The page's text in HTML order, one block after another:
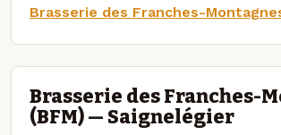
Brasserie des Franches-
Brasserie des Franches-
(BFM) — Saignelégier